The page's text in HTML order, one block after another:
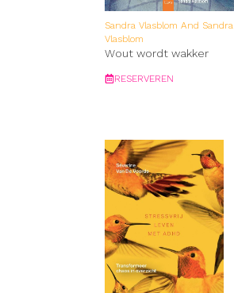
Sandra Vlasblom And Sandra
Vlasblom
Wout wordt wakker
RESERVEREN